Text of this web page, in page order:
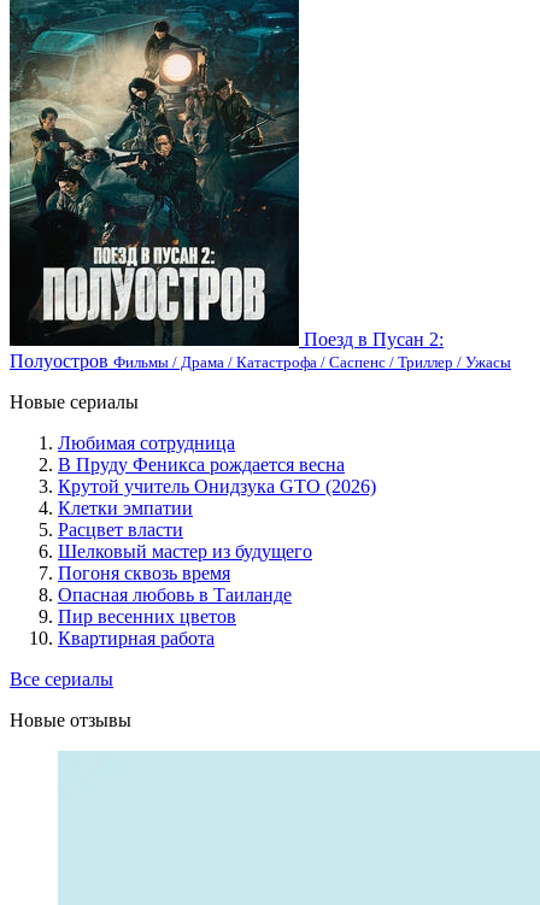
Поезд в Пусан 2:
Полуостров Фильмы / Драма / Катастрофа / Саспенс / Триллер / Ужасы
Новые сериалы
Любимая сотрудница
В Пруду Феникса рождается весна
Крутой учитель Онидзука GTO (2026)
Клетки эмпатии
Расцвет власти
Шелковый мастер из будущего
Погоня сквозь время
Опасная любовь в Таиланде
Пир весенних цветов
Квартирная работа
Все сериалы
Новые отзывы